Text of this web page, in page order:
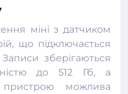
міні з датчиком
що підключається
зберігаються
до 512 Гб, а
можлива